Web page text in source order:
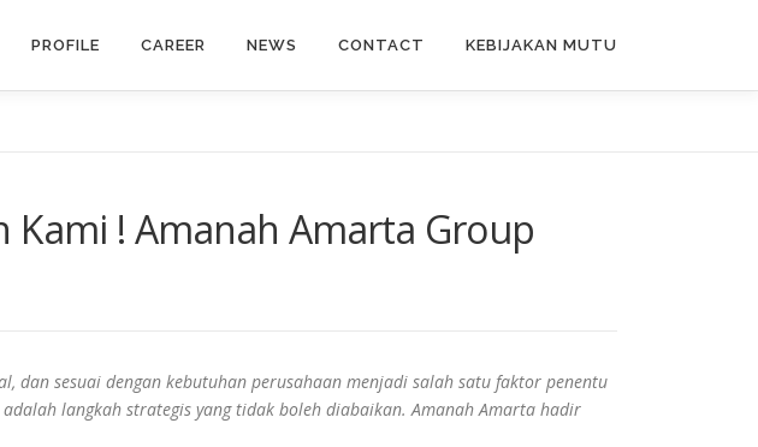
PROFILE CAREER NEWS CONTACT KEBIJAKAN MUTU
Kami ! Amanah Amarta Group
dan sesuai dengan kebutuhan perusahaan menjadi salah satu faktor penentu
langkah strategis yang tidak boleh diabaikan. Amanah Amarta hadir